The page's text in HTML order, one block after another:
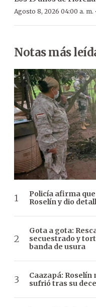
Agosto 8, 2026 04:00 a. m. ·
Notas más
Policía afirma
Roselín y dio
Gota a gota:
secuestrado y
banda de usura
Caazapá:
sufrió tras su